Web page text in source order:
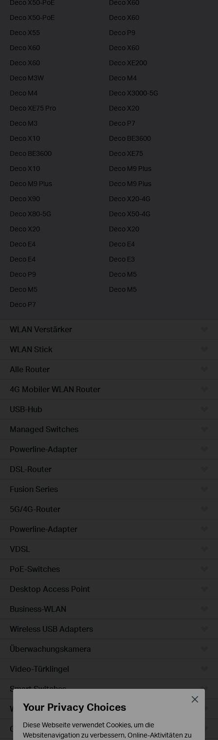
Deco X50-PoE
Deco X60
Deco X50-PoE
Deco X60
Deco X55
Deco P9
Deco X60
Deco X60
Deco X60
Deco XE200
Deco M3W
Deco M4
Deco M4
Deco X3000-5G
Deco XE75 Pro
Deco X20
Deco M3
Deco P7
Deco X10
Deco BE3600
Deco BE3600
Deco XE75
Deco X10
Deco M9 Plus
Deco M9 Plus
Deco M9 Plus
Deco X90
Deco X20-4G
Deco X80-5G
Deco X50-4G
Deco X20
Deco X20
Deco E4
Deco E4
Deco E4
Deco E3
Deco P9
Deco M5
Deco M5
Deco M5
Deco P7
WLAN Verstärker
WLAN Stick
Alle Router
4G Mobiler WLAN Router
USB-Hub
Managed Switches
Powerline-Adapter
DSL-Router
Fusion Series
5G/4G-Router
Powerline-Adapter
VDSL
PoE-Switches
Desktop Access Point
Business-WLAN
Wireless USB Adapters
Überwachungskamera
Video-Türklingel
Smart Switches
WLAN-Steckdosen
Glühbirne & LED-Streifen
Your Privacy Choices
Diese Webseite verwendet Cookies, um die
Websitenavigation zu verbessern, Online-Aktivitäten zu
Close